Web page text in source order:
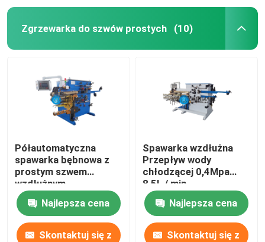
Zgrzewarka do szwów prostych (10)
Półautomatyczna
spawarka bębnowa z
prostym szwem
wzdłużnym
Najlepsza cena
Skontaktuj się z
Spawarka wzdłużna
Przepływ wody
chłodzącej 0,4Mpa
8,5L / min
Najlepsza cena
Skontaktuj się z